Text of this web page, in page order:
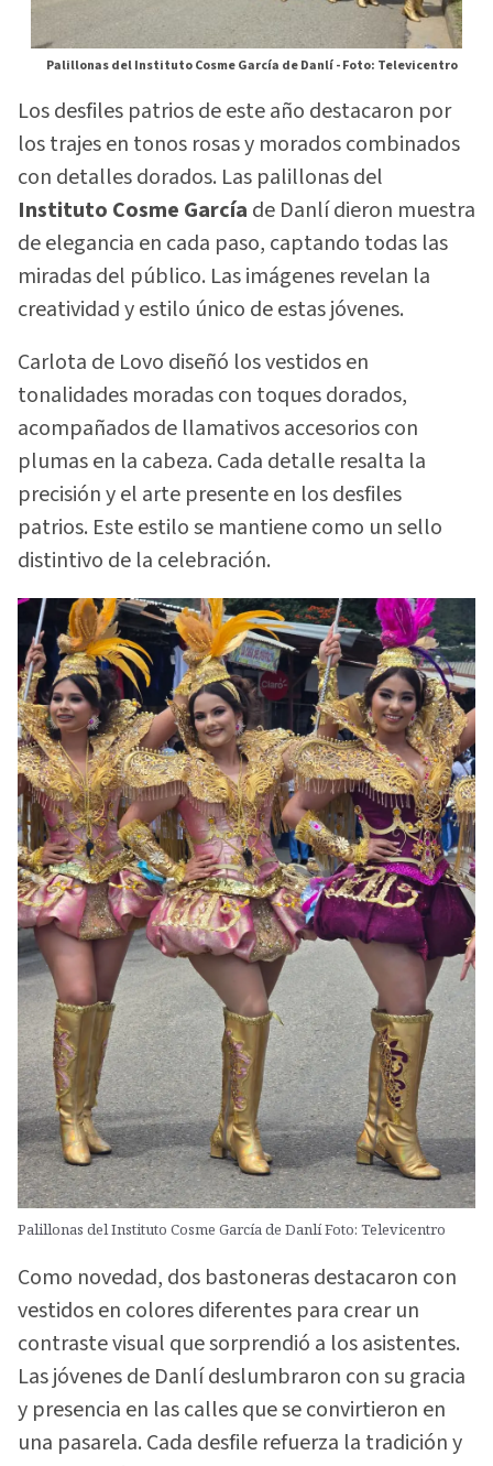
Palillonas del Instituto Cosme García de Danlí -Foto: Televicentro
Los desfiles patrios de este año destacaron por
los trajes en tonos rosas y morados combinados
con detalles dorados. Las palillonas del
Instituto Cosme García de Danlí dieron muestra
de elegancia en cada paso, captando todas las
miradas del público. Las imágenes revelan la
creatividad y estilo único de estas jóvenes.
Carlota de Lovo diseñó los vestidos en
tonalidades moradas con toques dorados,
acompañados de llamativos accesorios con
plumas en la cabeza. Cada detalle resalta la
precisión y el arte presente en los desfiles
patrios. Este estilo se mantiene como un sello
distintivo de la celebración.
Palillonas del Instituto Cosme García de Danlí Foto: Televicentro
Como novedad, dos bastoneras destacaron con
vestidos en colores diferentes para crear un
contraste visual que sorprendió a los asistentes.
Las jóvenes de Danlí deslumbraron con su gracia
y presencia en las calles que se convirtieron en
una pasarela. Cada desfile refuerza la tradición y